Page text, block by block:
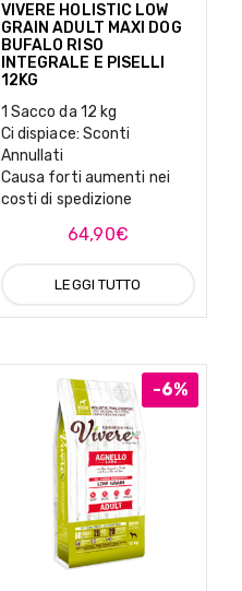
VIVERE HOLISTIC LOW
GRAIN ADULT MAXI DOG
BUFALO RISO
INTEGRALE E PISELLI
12KG
1 Sacco da 12 kg
Ci dispiace: Sconti
Annullati
Causa forti aumenti nei
costi di spedizione
64,90€
LEGGI TUTTO
-6%